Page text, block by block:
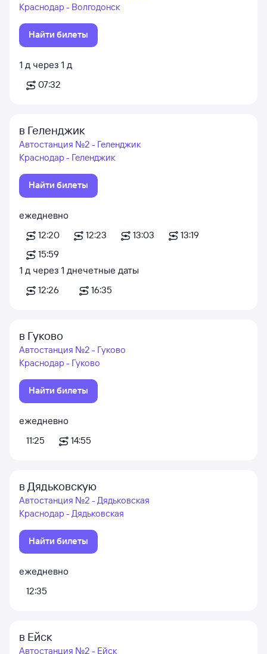
Краснодар - Волгодонск
Найти билеты
1 д через 1 д
07:32
в Геленджик
Автостанция №2 - Геленджик
Краснодар - Геленджик
Найти билеты
ежедневно
12:20
12:23 13:03
13:19
15:59
1 д через 1 д
12:26
нечетные даты
16:35
в Гуково
Автостанция №2 - Гуково
Краснодар - Гуково
Найти билеты
ежедневно
11:25
14:55
в Дядьковскую
Автостанция №2 - Дядьковская
Краснодар - Дядьковская
Найти билеты
ежедневно
12:35
в Ейск
Автостанция №2 - Ейск